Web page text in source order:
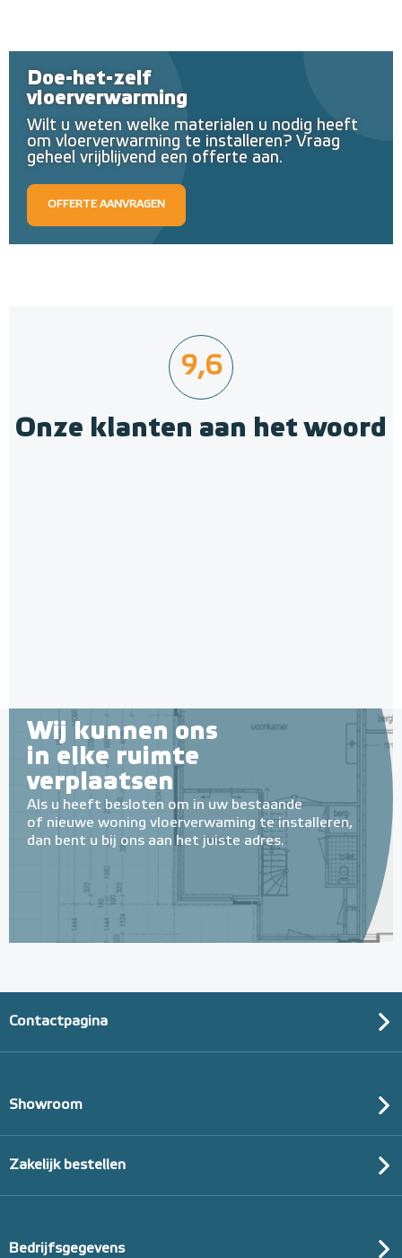
Doe-het-zelf
vloerverwarming
Wilt u weten welke materialen u nodig heeft
om vloerverwarming te installeren? Vraag
geheel vrijblijvend een offerte aan.
OFFERTE AANVRAGEN
9,6
Onze klanten aan het woord
Wij kunnen ons
in elke ruimte
verplaatsen
Als u heeft besloten om in uw bestaande
of nieuwe woning vloerverwaming te installeren,
dan bent u bij ons aan het juiste adres.
Contactpagina
Showroom
Zakelijk bestellen
Bedrijfsgegevens